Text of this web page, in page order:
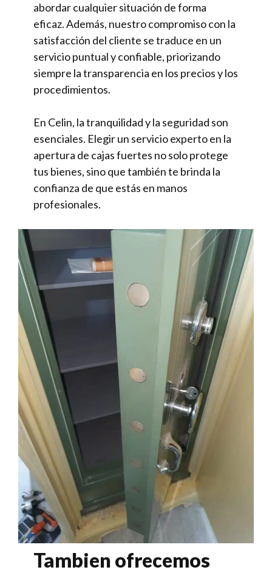
abordar cualquier situación de forma
eficaz. Además, nuestro compromiso con la
satisfacción del cliente se traduce en un
servicio puntual y confiable, priorizando
siempre la transparencia en los precios y los
procedimientos.
En Celin, la tranquilidad y la seguridad son
esenciales. Elegir un servicio experto en la
apertura de cajas fuertes no solo protege
tus bienes, sino que también te brinda la
confianza de que estás en manos
profesionales.
Tambien ofrecemos